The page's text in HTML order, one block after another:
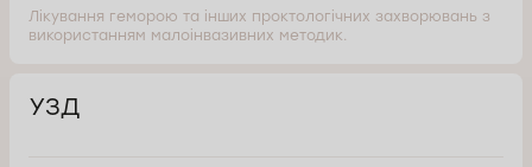
Лікування геморою та інших проктологічних захворювань з
використанням малоінвазивних методик.
УЗД